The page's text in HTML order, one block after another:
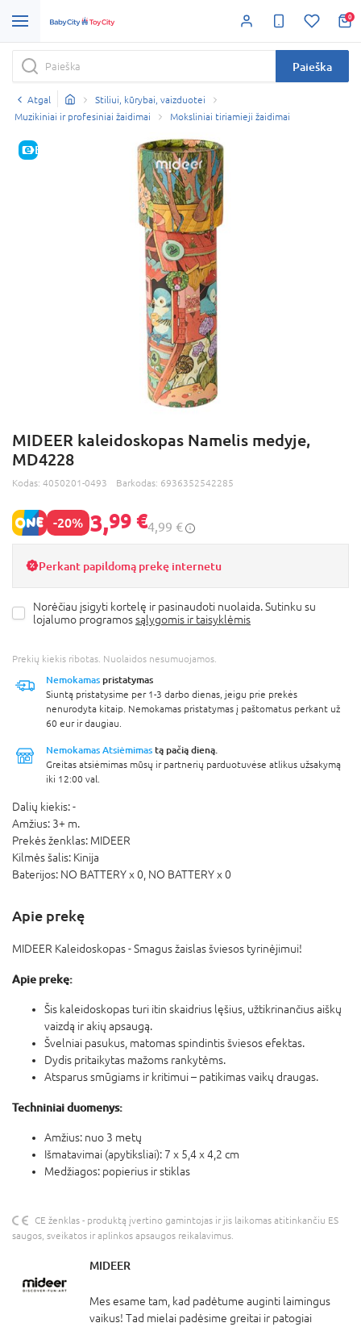
0
Paieška
Atgal
Stiliui, kūrybai, vaizduotei
Muzikiniai ir profesiniai žaidimai
Moksliniai tiriamieji žaidimai
E-KAINA
MIDEER kaleidoskopas Namelis medyje,
MD4228
Kodas: 4050201-0493 Barkodas: 6936352542285
-20% 3,99 €4,99 €
Perkant papildomą prekę internetu
Norėčiau įsigyti kortelę ir pasinaudoti nuolaida. Sutinku su
lojalumo programossąlygomis ir taisyklėmis
Prekių kiekis ribotas. Nuolaidos nesumuojamos.
Nemokamas pristatymas
Siuntą pristatysime per 1-3 darbo dienas, jeigu prie prekės
nenurodyta kitaip. Nemokamas pristatymas į paštomatus perkant už
60 eur ir daugiau.
Nemokamas Atsiėmimas tą pačią dieną.
Greitas atsiėmimas mūsų ir partnerių parduotuvėse atlikus užsakymą
iki 12:00 val.
Dalių kiekis:-
Amžius: 3+ m.
Prekės ženklas: MIDEER
Kilmės šalis: Kinija
Baterijos: NO BATTERY x 0, NO BATTERY x 0
Apie prekę
MIDEER Kaleidoskopas - Smagus žaislas šviesos tyrinėjimui!
Apie prekę:
Šis kaleidoskopas turi itin skaidrius lęšius, užtikrinančius aiškų
vaizdą ir akių apsaugą.
Švelniai pasukus, matomas spindintis šviesos efektas.
Dydis pritaikytas mažoms rankytėms.
Atsparus smūgiams ir kritimui – patikimas vaikų draugas.
Techniniai duomenys:
Amžius: nuo 3 metų
Išmatavimai (apytiksliai): 7 x 5,4 x 4,2 cm
Medžiagos: popierius ir stiklas
CE ženklas - produktą įvertino gamintojas ir jis laikomas atitinkančiu ES
saugos, sveikatos ir aplinkos apsaugos reikalavimus.
MIDEER
Mes esame tam, kad padėtume auginti laimingus
vaikus! Tad mielai padėsime greitai ir patogiai